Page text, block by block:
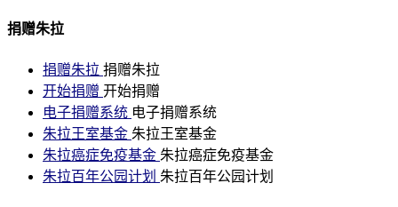
捐赠朱拉
捐赠朱拉 捐赠朱拉
开始捐赠 开始捐赠
电子捐赠系统 电子捐赠系统
朱拉王室基金 朱拉王室基金
朱拉癌症免疫基金 朱拉癌症免疫基金
朱拉百年公园计划 朱拉百年公园计划